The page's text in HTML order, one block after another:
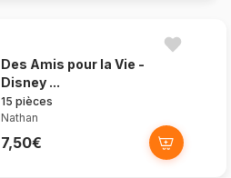
Des Amis pour la Vie -
Disney ...
15 pièces
Nathan
7,50€